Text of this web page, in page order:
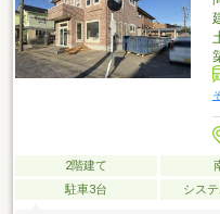
にご連絡ください。
2階建て
駐車3台
シス